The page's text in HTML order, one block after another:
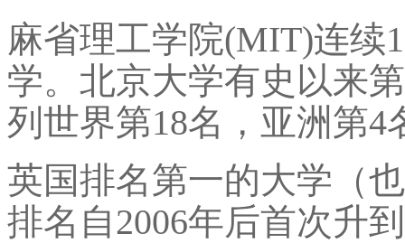
麻省理工学院(MIT)连续
学。北京大学有史以来
列世界第18名，亚洲第4
英国排名第一的大学（
排名自2006年后首次升